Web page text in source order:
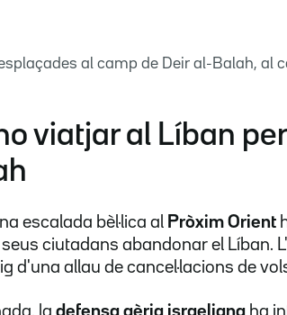
al camp de Deir al-Balah, al
viatjar al Líban
escalada bèl·lica al Pròxim Orient
ciutadans abandonar el Líban.
d'una allau de cancel·lacions de
la defensa aèria israeliana ha